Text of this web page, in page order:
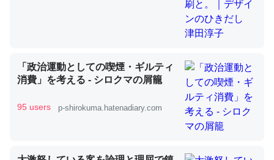
利だから両方が拮抗してるのでは」とあって面白い。海に
いる鋏角類（カブトガニ・ウミグモ）はカルシウムを使わ
ずキチンを強化してる筈だが、酵素が違うのか？
─ニュース :: 【研究発表】昆虫学の大問題＝「昆虫はなぜ海にいな
「政治運動としての喫煙・ギルティ
消費」を考える - シロクマの屑籠
95 users p-shirokuma.hatenadiary.com